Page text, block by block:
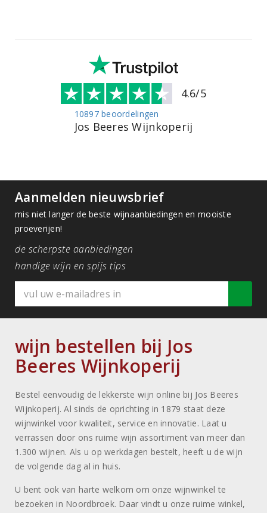
Jos Beeres Wijnkoperij
10897 beoordelingen
4.6/5
Aanmelden nieuwsbrief
mis niet langer de beste wijnaanbiedingen en mooiste
proeverijen!
de scherpste aanbiedingen
handige wijn en spijs tips
wijn bestellen bij Jos
Beeres Wijnkoperij
Bestel eenvoudig de lekkerste wijn online bij Jos Beeres
Wijnkoperij. Al sinds de oprichting in 1879 staat deze
wijnwinkel voor kwaliteit, service en innovatie. Laat u
verrassen door ons ruime wijn assortiment van meer dan
1.300 wijnen. Als u op werkdagen bestelt, heeft u de wijn
de volgende dag al in huis.
U bent ook van harte welkom om onze wijnwinkel te
bezoeken in Noordbroek. Daar vindt u onze ruime winkel,